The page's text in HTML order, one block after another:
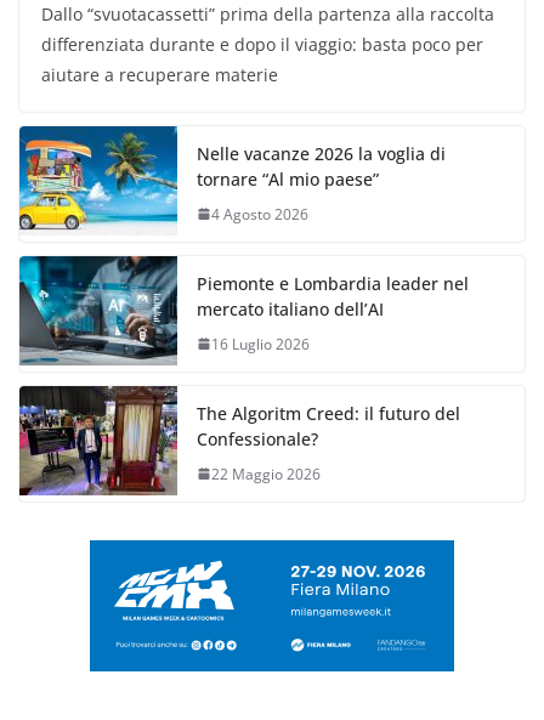
Dallo “svuotacassetti” prima della partenza alla raccolta
differenziata durante e dopo il viaggio: basta poco per
aiutare a recuperare materie
Nelle vacanze 2026 la voglia di
tornare “Al mio paese”
4 Agosto 2026
Piemonte e Lombardia leader nel
mercato italiano dell’AI
16 Luglio 2026
The Algoritm Creed: il futuro del
Confessionale?
22 Maggio 2026